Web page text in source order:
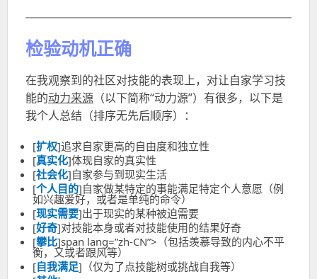
检验动机正确
在我观察到的社区对技能的表现上，对让自家学习技
能的动力来源 （以下简称“动力源”）有很多，以下是
我个人总结（排序无先后顺序）：
[扩权]追求自家更高的自由度和独立性
[真实化]体现自家的真实性
[社会化]自家参与到现实生活
[个人目的]自家做某特定的事能满足特定个人意愿（例
如兴趣爱好，或者是单纯的命令）
[现实需要]出于现实的某种被迫需要
[好奇]对技能本身或者对技能使用的结果好奇
[攀比]span lang=”zh-CN”>（包括羡慕导致的内心不平
衡，又或者跟风等）
[自我满足] （仅为了点技能树或挑战自我等）